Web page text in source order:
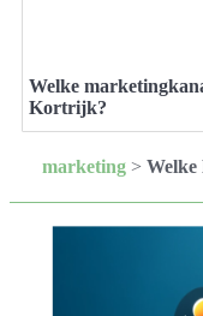
Welke
Kortrijk?
marketing> Welke